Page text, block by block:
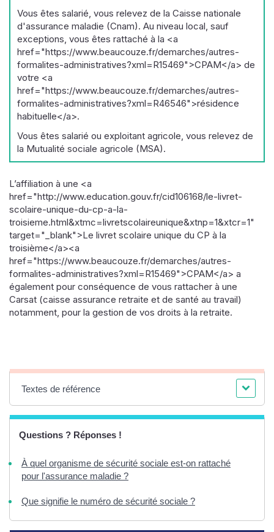
Vous êtes salarié, vous relevez de la Caisse nationale
d'assurance maladie (Cnam). Au niveau local, sauf
exceptions, vous êtes rattaché à la <a
href="https://www.beaucouze.fr/demarches/autres-
formalites-administratives?xml=R15469">CPAM</a> de
votre <a
href="https://www.beaucouze.fr/demarches/autres-
formalites-administratives?xml=R46546">résidence
habituelle</a>.
Vous êtes salarié ou exploitant agricole, vous relevez de
la Mutualité sociale agricole (MSA).
L’affiliation à une <a
href="http://www.education.gouv.fr/cid106168/le-livret-
scolaire-unique-du-cp-a-la-
troisieme.html&xtmc=livretscolaireunique&xtnp=1&xtcr=1"
target="_blank">Le livret scolaire unique du CP à la
troisième</a><a
href="https://www.beaucouze.fr/demarches/autres-
formalites-administratives?xml=R15469">CPAM</a> a
également pour conséquence de vous rattacher à une
Carsat (caisse assurance retraite et de santé au travail)
notamment, pour la gestion de vos droits à la retraite.
Textes de référence
Questions ? Réponses !
À quel organisme de sécurité sociale est-on rattaché
pour l'assurance maladie ?
Que signifie le numéro de sécurité sociale ?